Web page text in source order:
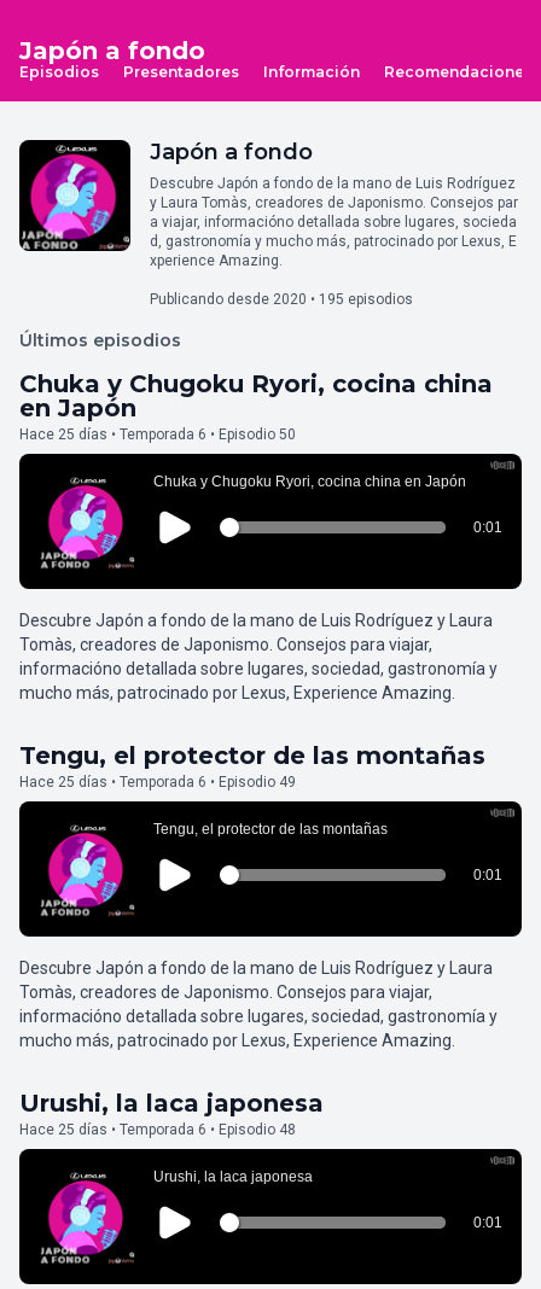
Japón a fondo
Episodios Presentadores Información Recomendaciones
Japón a fondo
Descubre Japón a fondo de la mano de Luis Rodríguez
y Laura Tomàs, creadores de Japonismo. Consejos par
a viajar, informacióno detallada sobre lugares, socieda
d, gastronomía y mucho más, patrocinado por Lexus, E
xperience Amazing.
Publicando desde 2020 • 195 episodios
Últimos episodios
Chuka y Chugoku Ryori, cocina china
en Japón
Hace 25 días • Temporada 6 • Episodio 50
Descubre Japón a fondo de la mano de Luis Rodríguez y Laura
Tomàs, creadores de Japonismo. Consejos para viajar,
informacióno detallada sobre lugares, sociedad, gastronomía y
mucho más, patrocinado por Lexus, Experience Amazing.
Tengu, el protector de las montañas
Hace 25 días • Temporada 6 • Episodio 49
Descubre Japón a fondo de la mano de Luis Rodríguez y Laura
Tomàs, creadores de Japonismo. Consejos para viajar,
informacióno detallada sobre lugares, sociedad, gastronomía y
mucho más, patrocinado por Lexus, Experience Amazing.
Urushi, la laca japonesa
Hace 25 días • Temporada 6 • Episodio 48